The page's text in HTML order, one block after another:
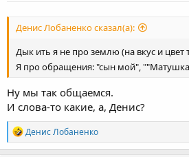
Денис Лобаненко сказал(а):
Дык ить я не про землю (на вкус и цвет
Я про обращения: "сын мой",
Ну мы так общаемся.
И слова-то какие, а, Денис?
Р
е
а
Денис Лобаненко